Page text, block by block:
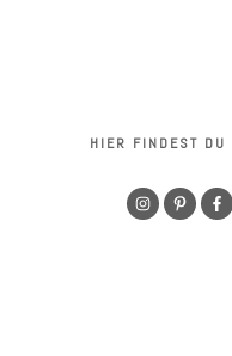
HIER FINDEST DU